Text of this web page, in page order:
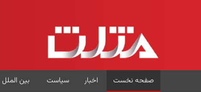
صفحه نخست اخبار سیاست بین الملل